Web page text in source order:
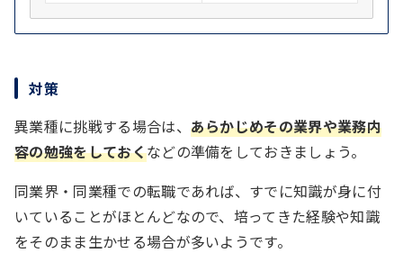
対策
異業種に挑戦する場合は、 あらかじめその業界や業務内
容の勉強をしておくなどの準備をしておきましょう。
同業界・同業種での転職であれば、すでに知識が身に付
いていることがほとんどなので、培ってきた経験や知識
をそのまま生かせる場合が多いようです。